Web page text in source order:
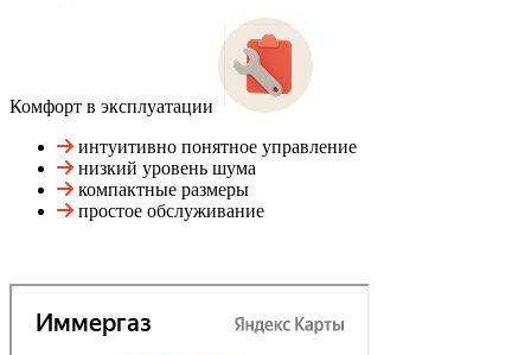
Комфорт в эксплуатации
интуитивно понятное управление
низкий уровень шума
компактные размеры
простое обслуживание